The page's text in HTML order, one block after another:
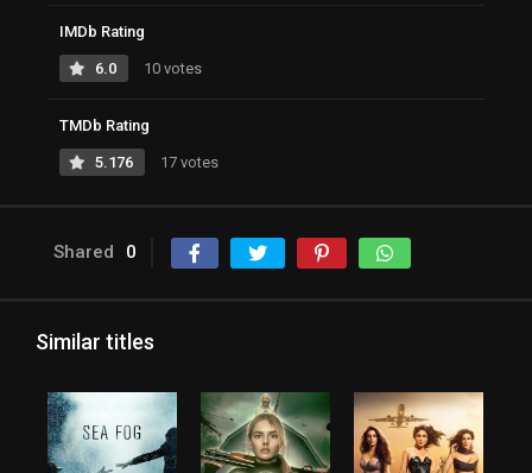
IMDb Rating
6.0 10 votes
TMDb Rating
5.176 17 votes
Shared 0
Similar titles